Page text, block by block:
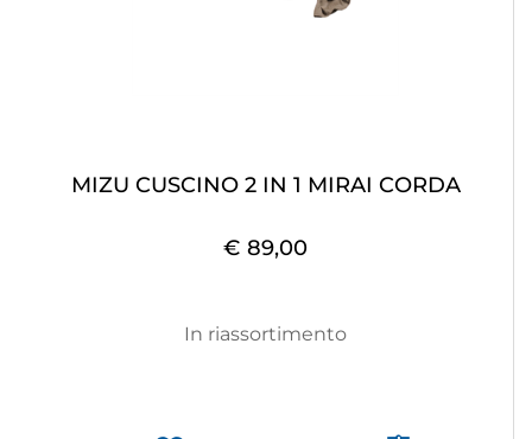
MIZU CUSCINO 2 IN 1 MIRAI CORDA
€ 89,00
In riassortimento